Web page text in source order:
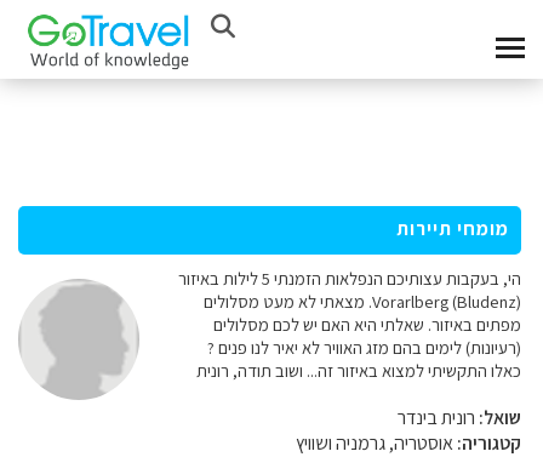
מומחי תיירות
הי, בעקבות עצותיכם הנפלאות הזמנתי 5 לילות באיזור
Vorarlberg (Bludenz). מצאתי לא מעט מסלולים
מפתים באיזור. שאלתי היא האם יש לכם מסלולים
(רעיונות) לימים בהם מזג האוויר לא יאיר לנו פנים ?
כאלו התקשיתי למצוא באיזור זה... ושוב תודה, רונית
שואל: רונית בינדר
קטגוריה:אוסטריה, גרמניה ושוויץ